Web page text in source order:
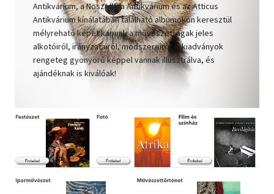
Művészet
Szakkönyv
Szótár, nyelvkönyv
Társadalomtudomány
Természettudomány
Történelem
Antikvárium, a Nosztalgia Antikvárium és az Atticus
Antikvárium kínálatában található albumokon keresztül
mélyreható képet kapunk a művészeti ágak jeles
alkotóiról, irányzatairól, módszereiről. A kiadványok
rengeteg gyönyörű képpel vannak illusztrálva, és
ajándéknak is kiválóak!